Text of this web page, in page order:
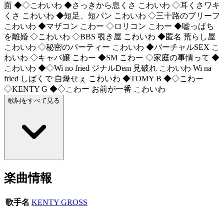
面 ◆◇こわいわ ◆さっきから息くさ こわいわ ◇耳くさワキ
くさ こわいわ ◆短足、短パン こわいわ ◇三十路のブリーフ
こわいわ ◆マザコン こわー ◇ロリコン こわー ◆嘘っぱち
を離婚 ◇こわいわ ◇BBS 覗き屋 こわいわ ◆匿名 荒らし屋
こわいわ ◇秘密のパーティー こわいわ ◆バーチャルSEX こ
わいわ ◇キャバ嬢 こわー ◆SM こわー ◇家庭の事情って ◆
こわいわ ◆◇Wi no fried ジナルDem 見破れ こわいわ Wi na
fried しばくで 自爆せぇ こわいわ ◆TOMY B ◆◇こわー
◇KENTY G ◆◇こわー お前が一番 こわいわ
歌詞をすべて見る
楽曲情報
歌手名 KENTY GROSS